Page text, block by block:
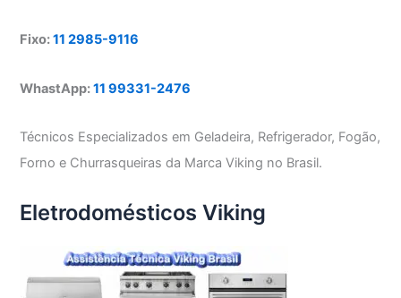
Fixo:11 2985-9116
WhastApp:11 99331-2476
Técnicos Especializados em Geladeira, Refrigerador, Fogão,
Forno e Churrasqueiras da Marca Viking no Brasil.
Eletrodomésticos Viking